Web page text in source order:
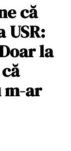
că
USR:
la
m-ar